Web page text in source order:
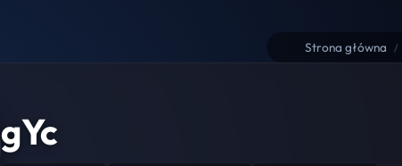
Strona główna /
gYc